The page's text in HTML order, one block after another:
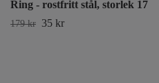
Ring - rostfritt stål, storlek 17
179 kr 35 kr